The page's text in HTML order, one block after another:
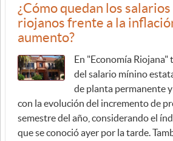
¿Cómo quedan los
riojanos frente a la
aumento?
En "Economía Riojana"
del salario mínino
de planta permanente
con la evolución del incremento de
semestre del año, considerando el
que se conoció ayer por la tarde.